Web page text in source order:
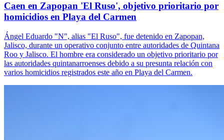
Caen en Zapopan 'El Ruso', objetivo prioritario por
homicidios en Playa del Carmen
Ángel Eduardo "N", alias "El Ruso", fue detenido en Zapopan,
Jalisco, durante un operativo conjunto entre autoridades de Quintana
Roo y Jalisco. El hombre era considerado un objetivo prioritario por
las autoridades quintanarroenses debido a su presunta relación con
varios homicidios registrados este año en Playa del Carmen.